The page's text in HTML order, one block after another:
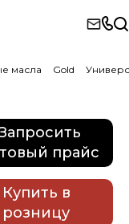
масла Gold
прайс
Купить в
розницу